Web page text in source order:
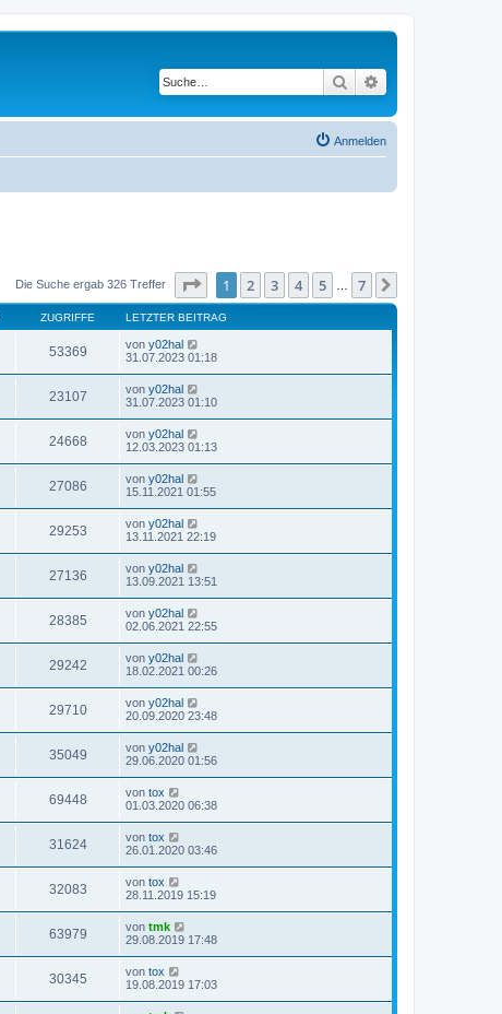
Suche
Anmelden
Die Suche ergab 326 Treffer Seite von7
1 2 3 4 5 7
ZUGRIFFE LETZTER BEITRAG
53369 von y02hal
31.07.2023 01:18
23107 von y02hal
31.07.2023 01:10
24668 von y02hal
12.03.2023 01:13
27086 von y02hal
15.11.2021 01:55
29253 von y02hal
13.11.2021 22:19
27136 von y02hal
13.09.2021 13:51
28385 von y02hal
02.06.2021 22:55
29242 von y02hal
18.02.2021 00:26
29710 von y02hal
20.09.2020 23:48
35049 von y02hal
29.06.2020 01:56
69448 von tox
01.03.2020 06:38
31624 von tox
26.01.2020 03:46
32083 von tox
28.11.2019 15:19
63979 von tmk
29.08.2019 17:48
30345 von tox
19.08.2019 17:03